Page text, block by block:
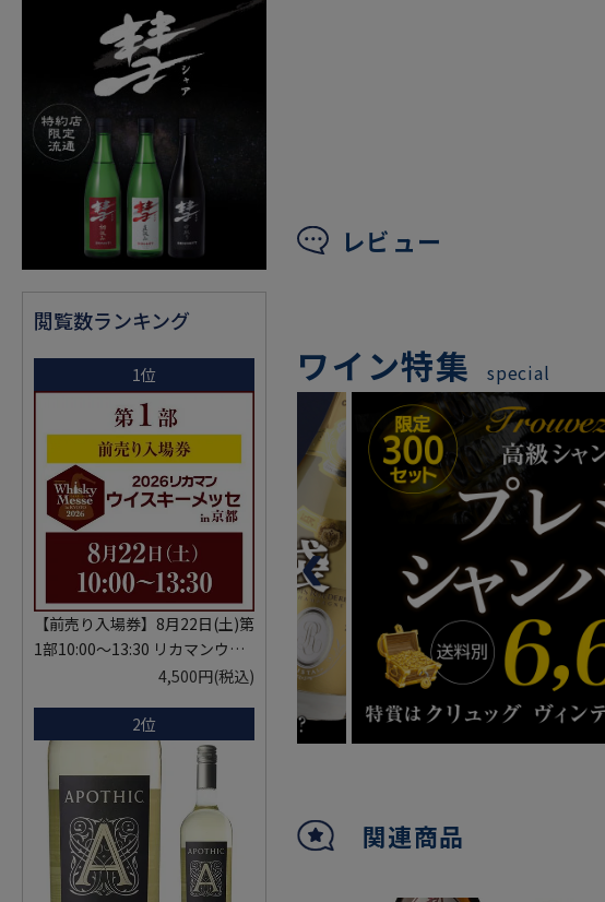
閲覧数ランキング
1位
【前売り入場券】8月22日(土)第
1部10:00～13:30 リカマンウイ
スキーメッセ in京都 2026 1枚
中旬】にメールにて配信予定
※代引き決済不可
4,500円(税込)
2位
レビュー
ワイン特集 special
関連商品